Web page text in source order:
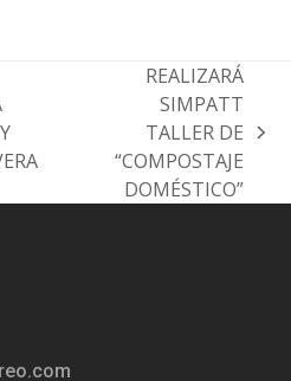
post:
REALIZARÁ
SIMPATT
TALLER DE
“COMPOSTAJE
DOMÉSTICO”